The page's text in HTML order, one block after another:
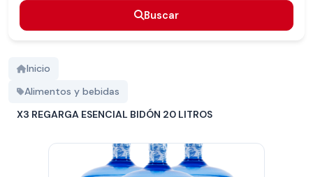
Buscar
Inicio
Alimentos y bebidas
X3 REGARGA ESENCIAL BIDÓN 20 LITROS